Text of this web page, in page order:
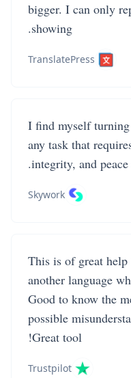
bigger. I can only
showing.
TranslatePress
I find myself
any task that
integrity, and
Skywork
This is of great
another language
Good to know the
possible
Great tool!
Trustpilot